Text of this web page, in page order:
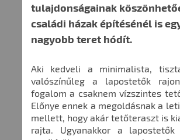
tulajdonságainak
családi házak építésénél is
nagyobb teret hódít.
Aki kedveli a minimalista,
valószínűleg a lapostetők
fogalom a csaknem vízszintes
Előnye ennek a megoldásnak a
mellett, hogy akár tetőteraszt is
rajta. Ugyanakkor a lapostetők